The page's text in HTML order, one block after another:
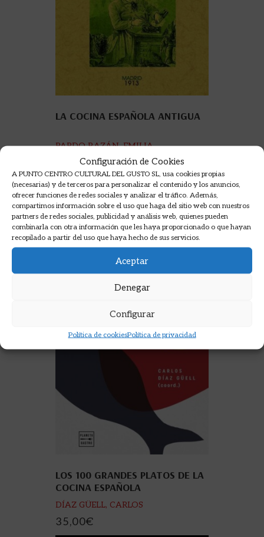
Configuración de Cookies
A PUNTO CENTRO CULTURAL DEL GUSTO SL, usa cookies propias
(necesarias) y de terceros para personalizar el contenido y los anuncios,
ofrecer funciones de redes sociales y analizar el tráfico. Además,
compartimos información sobre el uso que haga del sitio web con nuestros
partners de redes sociales, publicidad y análisis web, quienes pueden
combinarla con otra información que les haya proporcionado o que hayan
recopilado a partir del uso que haya hecho de sus servicios.
Aceptar
Denegar
Configurar
Política de cookiesPolítica de privacidad
LA COCINA ESPAÑOLA ANTIGUA
PARDO BAZÁN, EMILIA
13,50€
AÑADIR A LA CESTA
LOS 100 GRANDES PLATOS DE LA
COCINA ESPAÑOLA
DÍAZ GÜELL, CARLOS
35,00€